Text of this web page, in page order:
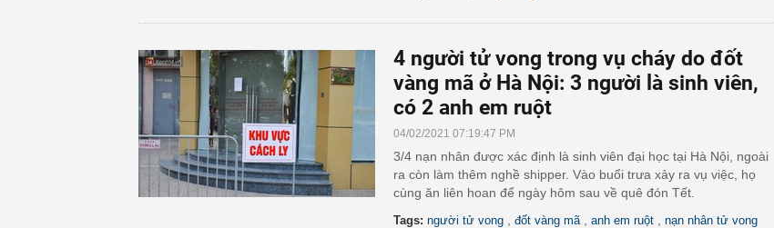
4 người tử vong trong vụ cháy do đốt
vàng mã ở Hà Nội: 3 người là sinh viên,
có 2 anh em ruột
04/02/2021 07:19:47 PM
3/4 nạn nhân được xác định là sinh viên đại học tại Hà Nội, ngoài
ra còn làm thêm nghề shipper. Vào buổi trưa xảy ra vụ việc, họ
cùng ăn liên hoan để ngày hôm sau về quê đón Tết.
Tags: người tử vong đốt vàng mã anh em ruột nạn nhân tử vong